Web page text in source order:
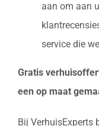
aan om aan
service die
Gratis
een op maat
Bij VerhuisExperts